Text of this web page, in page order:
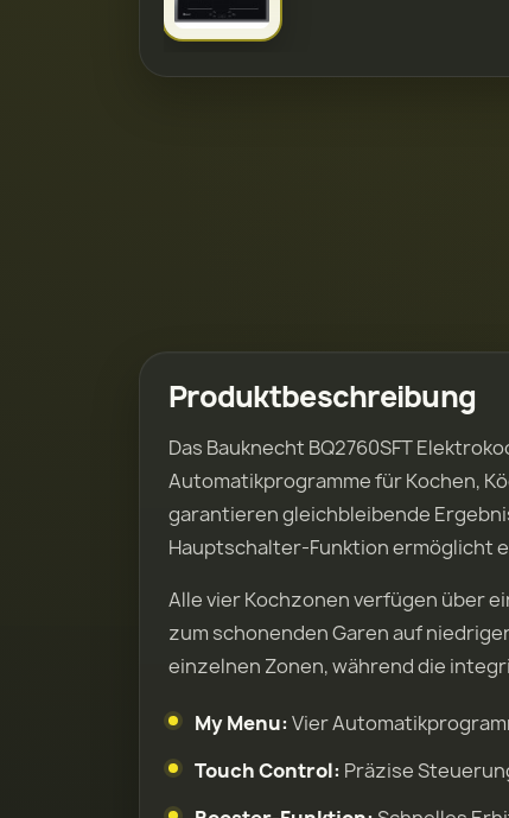
Produktbeschreibung
Das Bauknecht BQ2760SFT
Automatikprogramme für Kochen,
garantieren gleichbleibende
Hauptschalter-Funktion ermöglicht
Alle vier Kochzonen verfügen über
zum schonenden Garen auf
einzelnen Zonen, während die
My Menu: Vier
Touch Control: Präzise